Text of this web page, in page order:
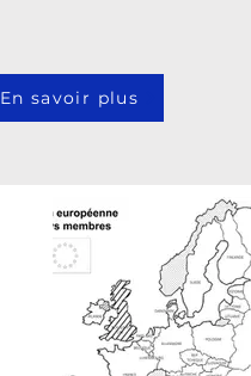
En savoir plus